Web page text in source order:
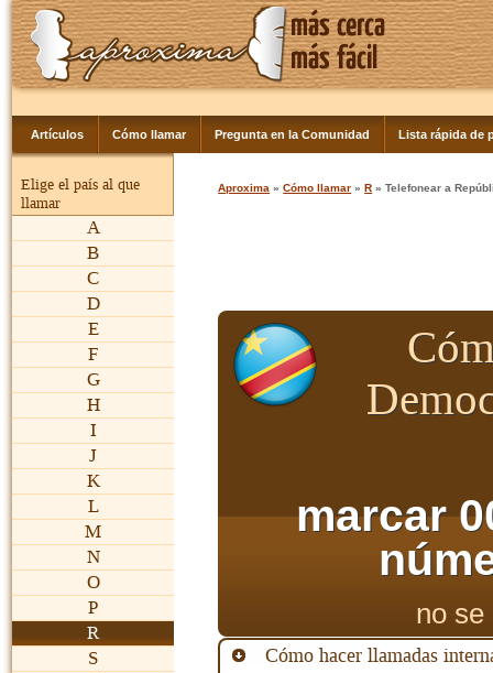
Artículos Cómo llamar Pregunta en la Comunidad Lista rápida de
Elige el país al que
llamar
A
B
C
D
E
F
G
H
I
J
K
L
M
N
O
P
R
S
Aproxima »Cómo llamar »R » Telefonear a
marcar
no
Cómo hacer llamadas